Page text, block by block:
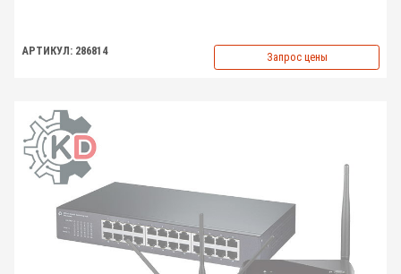
АРТИКУЛ: 286814 Запрос цены